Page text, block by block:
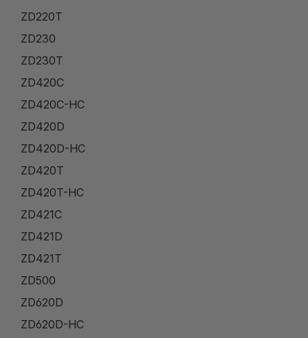
ZD220T
ZD230
ZD230T
ZD420C
ZD420C-HC
ZD420D
ZD420D-HC
ZD420T
ZD420T-HC
ZD421C
ZD421D
ZD421T
ZD500
ZD620D
ZD620D-HC